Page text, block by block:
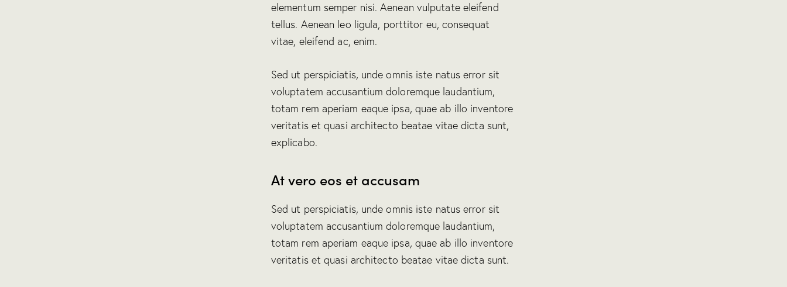
elementum semper nisi. Aenean vulputate eleifend
tellus. Aenean leo ligula, porttitor eu, consequat
vitae, eleifend ac, enim.
Sed ut perspiciatis, unde omnis iste natus error sit
voluptatem accusantium doloremque laudantium,
totam rem aperiam eaque ipsa, quae ab illo inventore
veritatis et quasi architecto beatae vitae dicta sunt,
explicabo.
At vero eos et accusam
Sed ut perspiciatis, unde omnis iste natus error sit
voluptatem accusantium doloremque laudantium,
totam rem aperiam eaque ipsa, quae ab illo inventore
veritatis et quasi architecto beatae vitae dicta sunt.